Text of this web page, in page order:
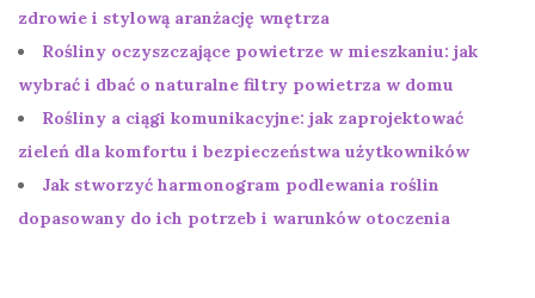
zdrowie i stylową aranżację wnętrza
Rośliny oczyszczające powietrze w mieszkaniu: jak
wybrać i dbać o naturalne filtry powietrza w domu
Rośliny a ciągi komunikacyjne: jak zaprojektować
zieleń dla komfortu i bezpieczeństwa użytkowników
Jak stworzyć harmonogram podlewania roślin
dopasowany do ich potrzeb i warunków otoczenia